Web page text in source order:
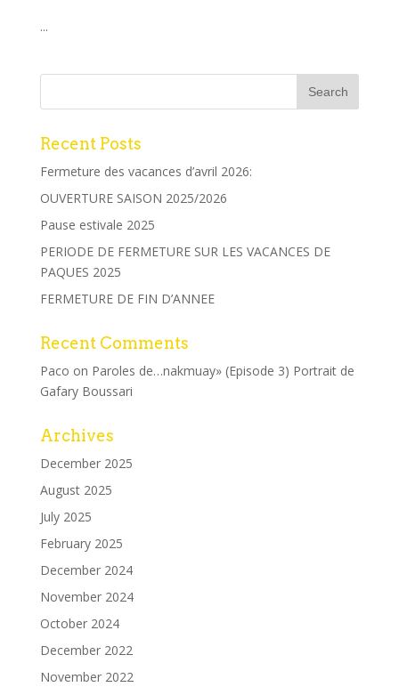
...
Recent Posts
Fermeture des vacances d’avril 2026:
OUVERTURE SAISON 2025/2026
Pause estivale 2025
PERIODE DE FERMETURE SUR LES VACANCES DE
PAQUES 2025
FERMETURE DE FIN D’ANNEE
Recent Comments
Paco on Paroles de…nakmuay» (Episode 3) Portrait de
Gafary Boussari
Archives
December 2025
August 2025
July 2025
February 2025
December 2024
November 2024
October 2024
December 2022
November 2022